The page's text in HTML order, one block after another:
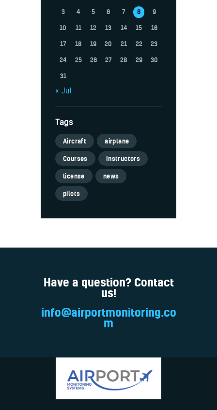
3
4 5 6 7 8
9
10
11 12 13 14 15
16
17
18 19 20 21 22
23
24
25 26 27 28 29
30
31
« Jul
Tags
Aircraft
airplane
Courses
Instructors
license
news
pilots
Have a question? Contact
us!
info@airportmonitoring.co
m